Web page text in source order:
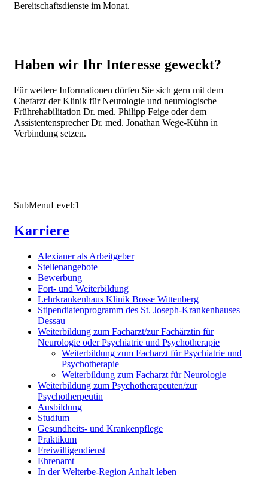
Bereitschaftsdienste im Monat.
Haben wir Ihr Interesse geweckt?
Für weitere Informationen dürfen Sie sich gern mit dem
Chefarzt der Klinik für Neurologie und neurologische
Frührehabilitation Dr. med. Philipp Feige oder dem
Assistentensprecher Dr. med. Jonathan Wege-​Kühn in
Verbindung setzen.
SubMenuLevel:1
Karriere
Alexianer als Arbeitgeber
Stellenangebote
Bewerbung
Fort- und Weiterbildung
Lehrkrankenhaus Klinik Bosse Wittenberg
Stipendiatenprogramm des St. Joseph-Krankenhauses
Dessau
Weiterbildung zum Facharzt/zur Fachärztin für
Neurologie oder Psychiatrie und Psychotherapie
Weiterbildung zum Facharzt für Psychiatrie und
Psychotherapie
Weiterbildung zum Facharzt für Neurologie
Weiterbildung zum Psychotherapeuten/zur
Psychotherpeutin
Ausbildung
Studium
Gesundheits- und Krankenpflege
Praktikum
Freiwilligendienst
Ehrenamt
In der Welterbe-Region Anhalt leben